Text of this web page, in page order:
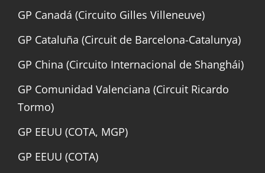
GP Canadá (Circuito Gilles Villeneuve)
GP Cataluña (Circuit de Barcelona-Catalunya)
GP China (Circuito Internacional de Shanghái)
GP Comunidad Valenciana (Circuit Ricardo
Tormo)
GP EEUU (COTA, MGP)
GP EEUU (COTA)